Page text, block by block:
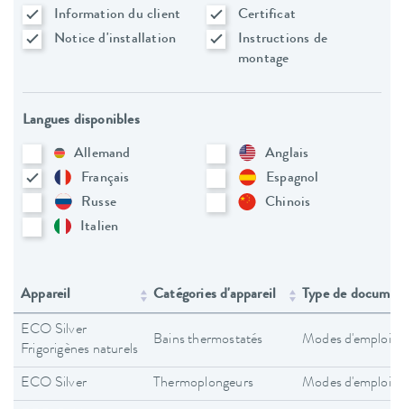
Information du client
Certificat
Notice d'installation
Instructions de
montage
Langues disponibles
Allemand
Anglais
Français
Espagnol
Russe
Chinois
Italien
Appareil Catégories d'appareil Type de
ECO Silver
Frigorigènes naturels
Bains thermostatés Modes d'emploi
ECO Silver Thermoplongeurs Modes d'emploi